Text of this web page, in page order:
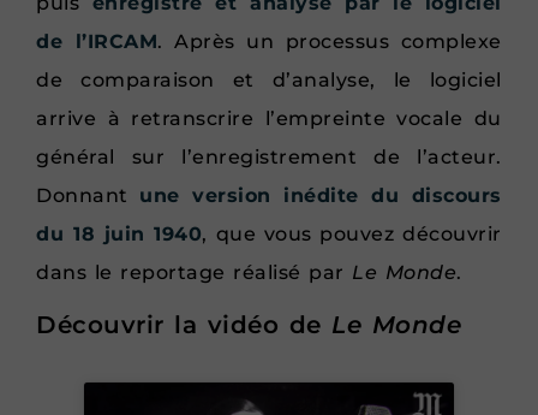
de l’IRCAM. Après un processus complexe
de comparaison et d’analyse, le logiciel
arrive à retranscrire l’empreinte vocale du
général sur l’enregistrement de l’acteur.
Donnant une version inédite du discours
du 18 juin 1940, que vous pouvez découvrir
dans le reportage réalisé par Le Monde.
Découvrir la vidéo de Le Monde